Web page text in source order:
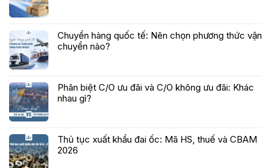
Chuyển hàng quốc tế: Nên chọn phương thức vận
chuyển nào?
Phân biệt C/O ưu đãi và C/O không ưu đãi: Khác
nhau gì?
Thủ tục xuất khẩu đai ốc: Mã HS, thuế và CBAM
2026